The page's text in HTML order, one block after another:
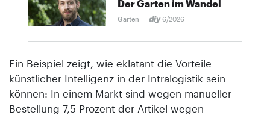
Der Garten im Wandel
Garten 6/2026
Ein Beispiel zeigt, wie eklatant die Vorteile
künstlicher Intelligenz in der Intralogistik sein
können: In einem Markt sind wegen manueller
Bestellung 7,5 Prozent der Artikel wegen